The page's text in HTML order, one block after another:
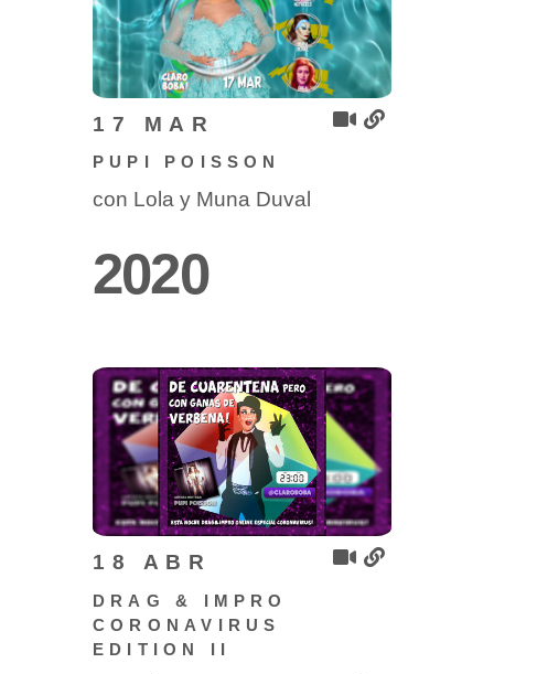
17 MAR
PUPI POISSON
con Lola y Muna Duval
2020
18 ABR
DRAG & IMPRO
CORONAVIRUS
EDITION II